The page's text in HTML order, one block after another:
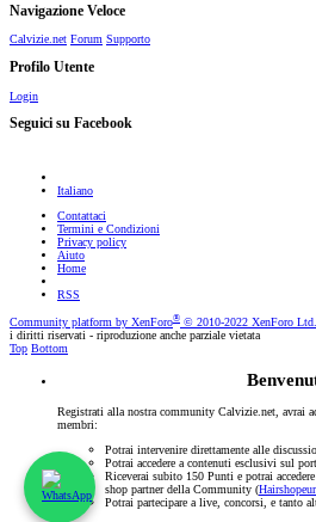
Navigazione Veloce
Calvizie.net Forum Supporto
Profilo Utente
Login
Seguici su Facebook
Italiano
Contattaci
Termini e Condizioni
Privacy policy
Aiuto
Home
RSS
Community platform by XenForo® © 2010-2022 XenForo Ltd.
i diritti riservati - riproduzione anche parziale vietata
Top Bottom
Registrati alla nostra community Calvizie.net, avrai
membri:
Potrai intervenire direttamente alle
Potrai accedere a contenuti esclusivi sul
Riceverai subito 150 Punti e potrai
shop partner della Community (
Potrai partecipare a live, concorsi, e tanto